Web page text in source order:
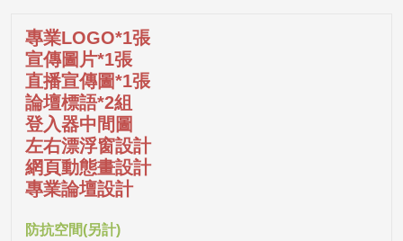
專業LOGO*1張
宣傳圖片*1張
直播宣傳圖*1張
論壇標語*2組
登入器中間圖
左右漂浮窗設計
網頁動態畫設計
專業論壇設計
防抗空間(另計)